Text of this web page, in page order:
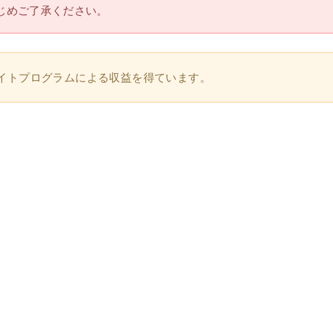
ご了承ください。
トプログラムによる収益を得ています。